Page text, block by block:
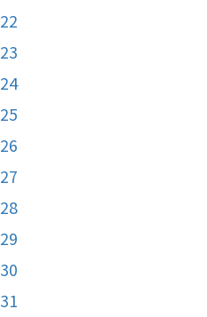
22
23
24
25
26
27
28
29
30
31